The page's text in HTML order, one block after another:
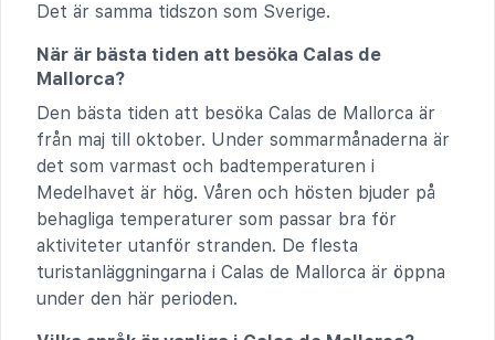
Det är samma tidszon som Sverige.
När är bästa tiden att besöka Calas de
Mallorca?
Den bästa tiden att besöka Calas de Mallorca är
från maj till oktober. Under sommarmånaderna är
det som varmast och badtemperaturen i
Medelhavet är hög. Våren och hösten bjuder på
behagliga temperaturer som passar bra för
aktiviteter utanför stranden. De flesta
turistanläggningarna i Calas de Mallorca är öppna
under den här perioden.